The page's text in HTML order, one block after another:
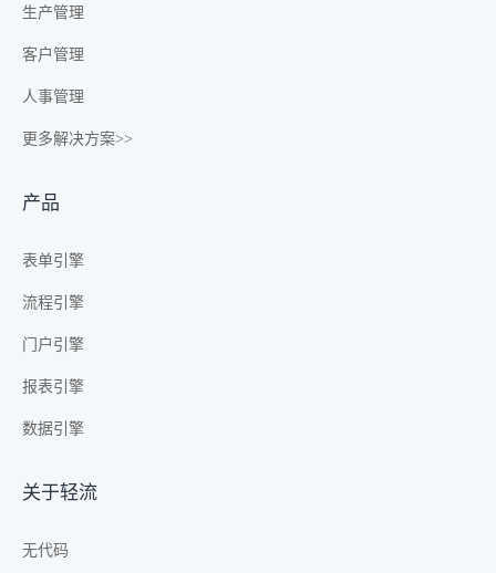
生产管理
客户管理
人事管理
更多解决方案>>
产品
表单引擎
流程引擎
门户引擎
报表引擎
数据引擎
关于轻流
无代码